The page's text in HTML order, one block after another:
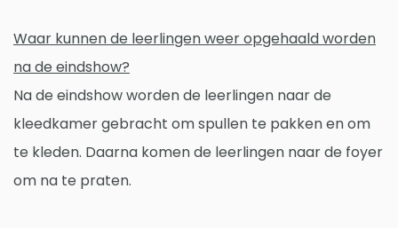
Waar kunnen de leerlingen weer opgehaald worden
na de eindshow?
Na de eindshow worden de leerlingen naar de
kleedkamer gebracht om spullen te pakken en om
te kleden. Daarna komen de leerlingen naar de foyer
om na te praten.